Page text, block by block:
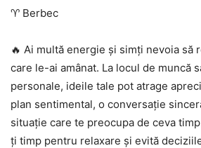
♈ Berbec
🔥 Ai multă energie și simți nevoia să
care le-ai amânat. La locul de muncă
personale, ideile tale pot atrage
plan sentimental, o conversație
situație care te preocupa de ceva
ți timp pentru relaxare și evită